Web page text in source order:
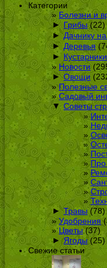
Категории
Болезни и
► Грибы(22)
► Дачнику
► Деревья
► Кустарники
Новости
► Овощи
Полезные
Садовый
▼ Советы
Про
► Травы(78)
Удобрения
Цветы(37)
► Ягоды(25)
Свежие статьи